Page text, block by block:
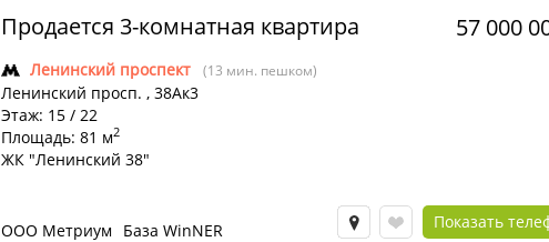
Продается 3-комнатная квартира
Ленинский проспект (13 мин. пешком)
Ленинский просп. , 38Ак3
Этаж: 15 / 22
Площадь: 81 м2
ЖК "Ленинский 38"
57 000
ООО Метриум База WinNER Показать